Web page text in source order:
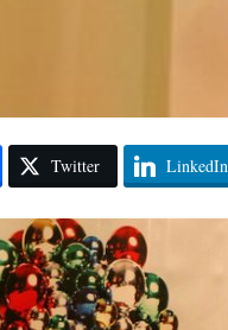
Twitter LinkedIn